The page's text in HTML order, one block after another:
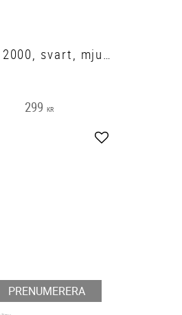
Bibel 2000, svart, mjukband, utan apokryfer och noter
299 KR
Lägg till i favoriter
PRENUMERERA